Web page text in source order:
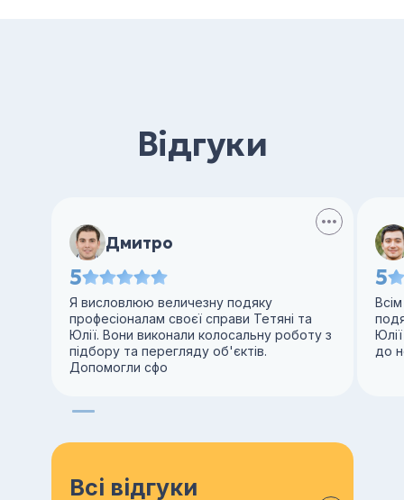
Відгуки
Дмитро
5
Я висловлюю величезну подяку
професіоналам своєї справи Тетяні та
Юлії. Вони виконали колосальну роботу з
підбору та перегляду об'єктів.
Допомогли сфо
5
до
Всі відгуки